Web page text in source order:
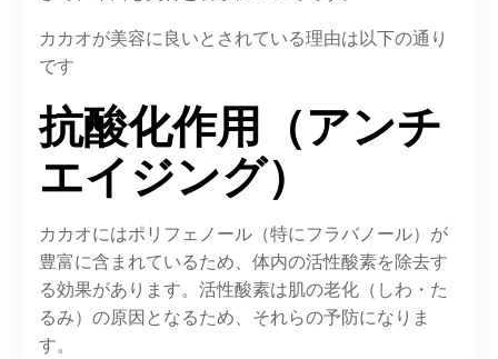
カカオが美容に良いとされている理由は以下の通り
です
抗酸化作用（アンチ
エイジング）
カカオにはポリフェノール（特にフラバノール） が
豊富に含まれているため、体内の活性酸素を除去す
る効果があります。 活性酸素は肌の老化（しわ・た
るみ）の原因となるため、それらの予防になりま
す。